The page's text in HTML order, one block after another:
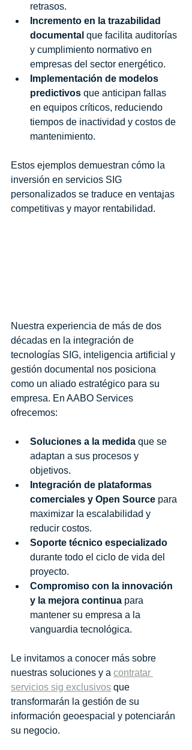
retrasos.
Incremento en la trazabilidad
documental que facilita auditorías
y cumplimiento normativo en
empresas del sector energético.
Implementación de modelos
predictivos que anticipan fallas
en equipos críticos, reduciendo
tiempos de inactividad y costos de
mantenimiento.
Estos ejemplos demuestran cómo la
inversión en servicios SIG
personalizados se traduce en ventajas
competitivas y mayor rentabilidad.
Nuestra experiencia de más de dos
décadas en la integración de
tecnologías SIG, inteligencia artificial y
gestión documental nos posiciona
como un aliado estratégico para su
empresa. En AABO Services
ofrecemos:
Soluciones a la medida que se
adaptan a sus procesos y
objetivos.
Integración de plataformas
comerciales y Open Source para
maximizar la escalabilidad y
reducir costos.
Soporte técnico especializado
durante todo el ciclo de vida del
proyecto.
Compromiso con la innovación
y la mejora continua para
mantener su empresa a la
vanguardia tecnológica.
Le invitamos a conocer más sobre
nuestras soluciones y a contratar
servicios sig exclusivos que
transformarán la gestión de su
información geoespacial y potenciarán
su negocio.